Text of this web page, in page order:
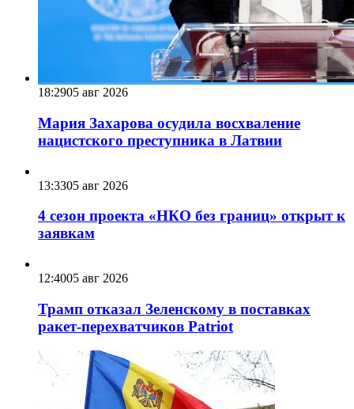
18:2905 авг 2026
Мария Захарова осудила восхваление
нацистского преступника в Латвии
13:3305 авг 2026
4 сезон проекта «НКО без границ» открыт к
заявкам
12:4005 авг 2026
Трамп отказал Зеленскому в поставках
ракет-перехватчиков Patriot